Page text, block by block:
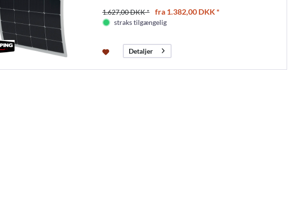
1.627,00 DKK * fra 1.382,00 DKK *
straks tilgængelig
Detaljer